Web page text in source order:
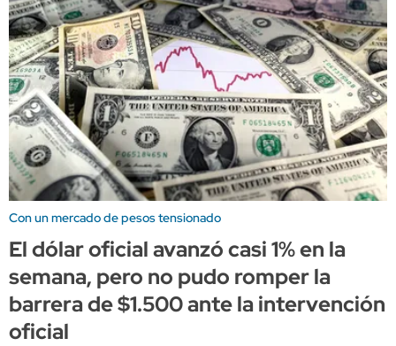
Con un mercado de pesos tensionado
El dólar oficial avanzó casi 1% en la
semana, pero no pudo romper la
barrera de $1.500 ante la intervención
oficial